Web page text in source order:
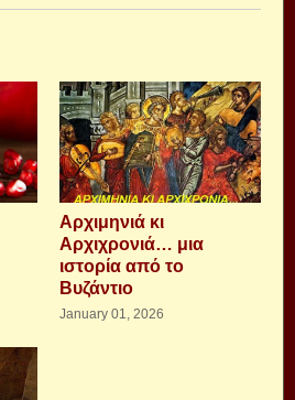
Αρχιμηνιά κι
Αρχιχρονιά… μια
ιστορία από το
Βυζάντιο
January 01, 2026